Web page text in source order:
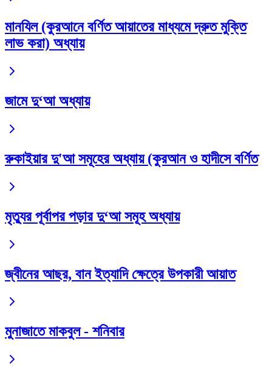
মানযিল (কুরআনে বর্ণিত আয়াতের মাধ্যমে দ্রুত মুক্তি
লাভ করা) অধ্যায়
জামে দু‘আ অধ্যায়
রুকাইয়ার দু'আ সমূহের অধ্যায় (কুরআন ও হাদীসে বর্ণিত
মৃত্যুর পূর্বাপর পড়ার দু‘আ সমূহ অধ্যায়
জ্বীনের আছর, বান ইত্যাদি ক্ষেত্রে উপকারী আয়াত
মুনাজাতে মাকবুল - শনিবার